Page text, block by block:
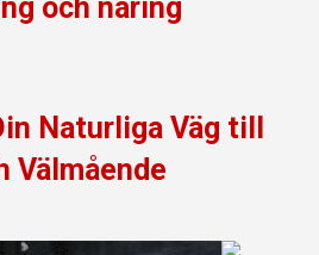
och näring
Naturliga Väg till
Välmående